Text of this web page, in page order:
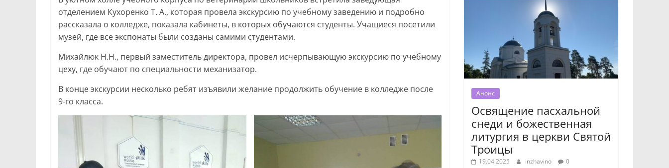
отделением Кухоренко Т. А., которая провела экскурсию по учебному заведению и подробно
рассказала о колледже, показала кабинеты, в которых обучаются студенты. Учащиеся посетили
музей, где все экспонаты были созданы самими студентами.
Михайлюк Н.Н., первый заместитель директора, провел исчерпывающую экскурсию по учебному
цеху, где обучают по специальности механизатор.
В конце экскурсии несколько ребят изъявили желание продолжить обучение в колледже после
9-го класса.
Анонс
Освящение пасхальной
снеди и божественная
литургия в церкви Святой
Троицы
19.04.2025 inzhavino 0